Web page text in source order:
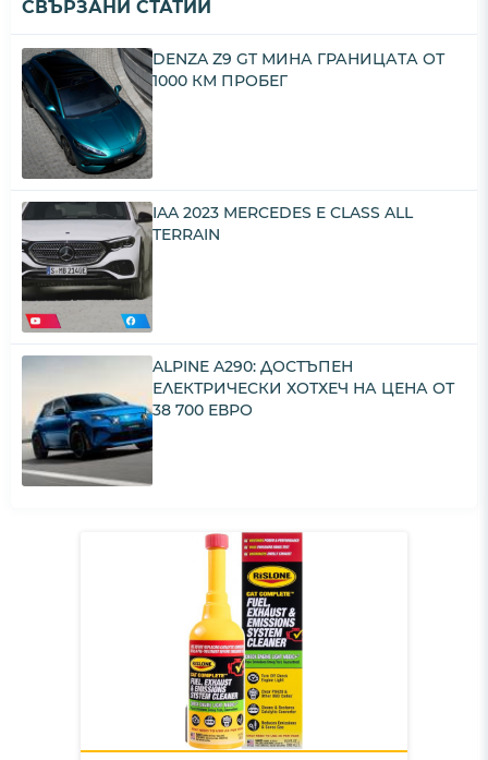
СВЪРЗАНИ СТАТИИ
DENZA Z9 GT МИНА ГРАНИЦАТА ОТ
1000 КМ ПРОБЕГ
IAA 2023 MERCEDES E CLASS ALL
TERRAIN
ALPINE A290: ДОСТЪПЕН
ЕЛЕКТРИЧЕСКИ ХОТХЕЧ НА ЦЕНА ОТ
38 700 ЕВРО